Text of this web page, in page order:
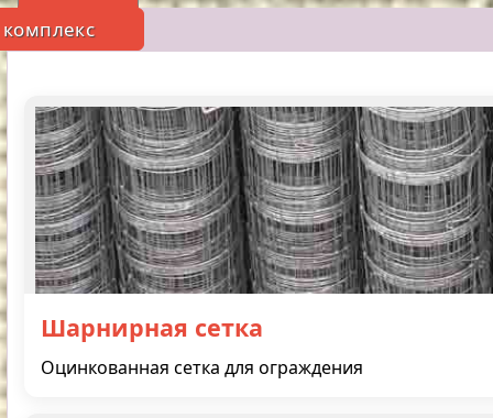
Шарнирная сетка
Оцинкованная сетка для ограждения